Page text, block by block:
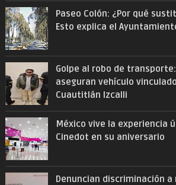
Paseo Colón: ¿Por qué
Esto explica el
Golpe al robo de
aseguran vehículo
Cuautitlán Izcalli
México vive la experiencia
Cinedot en su aniversario
Denuncian discriminación a